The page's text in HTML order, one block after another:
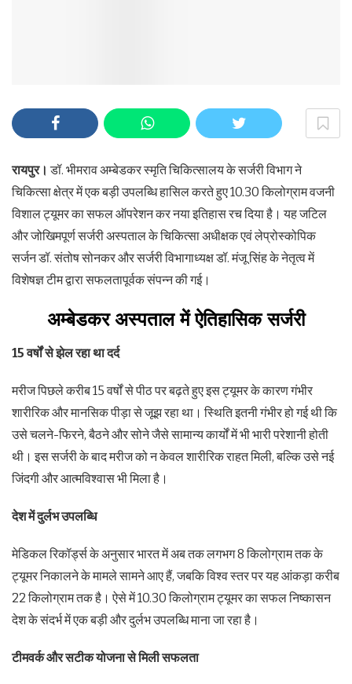
रायपुर। डॉ. भीमराव अम्बेडकर स्मृति चिकित्सालय के सर्जरी विभाग ने
चिकित्सा क्षेत्र में एक बड़ी उपलब्धि हासिल करते हुए 10.30 किलोग्राम वजनी
विशाल ट्यूमर का सफल ऑपरेशन कर नया इतिहास रच दिया है। यह जटिल
और जोखिमपूर्ण सर्जरी अस्पताल के चिकित्सा अधीक्षक एवं लेप्रोस्कोपिक
सर्जन डॉ. संतोष सोनकर और सर्जरी विभागाध्यक्ष डॉ. मंजू सिंह के नेतृत्व में
विशेषज्ञ टीम द्वारा सफलतापूर्वक संपन्न की गई।
अम्बेडकर अस्पताल में ऐतिहासिक सर्जरी
15वर्षों से झेल रहा था दर्द
मरीज पिछले करीब 15 वर्षों से पीठ पर बढ़ते हुए इस ट्यूमर के कारण गंभीर
शारीरिक और मानसिक पीड़ा से जूझ रहा था। स्थिति इतनी गंभीर हो गई थी कि
उसे चलने-फिरने, बैठने और सोने जैसे सामान्य कार्यों में भी भारी परेशानी होती
थी। इस सर्जरी के बाद मरीज को न केवल शारीरिक राहत मिली, बल्कि उसे नई
जिंदगी और आत्मविश्वास भी मिला है।
देश में दुर्लभ उपलब्धि
मेडिकल रिकॉर्ड्स के अनुसार भारत में अब तक लगभग 8 किलोग्राम तक के
ट्यूमर निकालने के मामले सामने आए हैं, जबकि विश्व स्तर पर यह आंकड़ा करीब
22 किलोग्राम तक है। ऐसे में 10.30 किलोग्राम ट्यूमर का सफल निष्कासन
देश के संदर्भ में एक बड़ी और दुर्लभ उपलब्धि माना जा रहा है।
टीमवर्क और सटीक योजना से मिली सफलता